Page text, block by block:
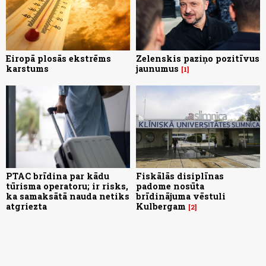
Eiropā plosās ekstrēms
karstums
Zelenskis paziņo pozitīvus
jaunumus
1
PTAC brīdina par kādu
tūrisma operatoru; ir risks,
ka samaksātā nauda netiks
atgriezta
Fiskālās disiplīnas
padome nosūta
brīdinājuma vēstuli
Kulbergam
2